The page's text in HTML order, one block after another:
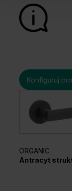
Konfiguruj
ORGANIC
Antracyt